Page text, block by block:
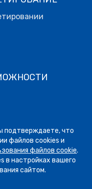
2026
соглашение
подтверждаете, что
файлов cookies и
файлов cookie.
в настройках вашего
сайтом.